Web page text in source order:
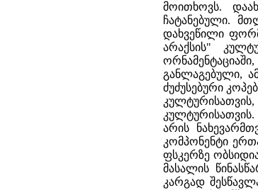
მოითხოვს.
ჩატანებული.
დახვეწილი
არაქსის"
განლაგებული,
ძუძუსებური
არის
კომპონენტი
ფსკერზე
მასალის
კარგად